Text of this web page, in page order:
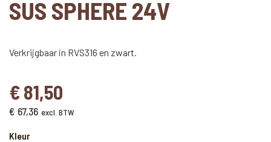
SUS SPHERE 24V
Verkrijgbaar in RVS316 en zwart.
€81,50
€ 67,36 excl. BTW
Kleur